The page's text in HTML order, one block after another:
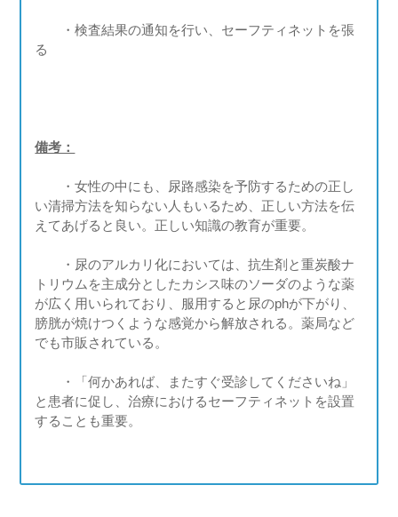
・検査結果の通知を行い、セーフティネットを張
る
備考：
・女性の中にも、尿路感染を予防するための正し
い清掃方法を知らない人もいるため、正しい方法を伝
えてあげると良い。正しい知識の教育が重要。
・ 尿のアルカリ化においては、抗生剤と重炭酸ナ
トリウムを主成分としたカシス味のソーダのような薬
が広く用いられており、服用すると尿のphが下がり、
膀胱が焼けつくような感覚から解放される。薬局など
でも市販されている。
・
「何かあれば、またすぐ受診してくださいね」
と患者に促し、治療におけるセーフティネットを設置
することも重要。